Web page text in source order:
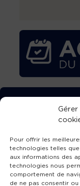
Pour offrir les
technologies telles
aux informations des
technologies nous
comportement de
de ne pas consentir